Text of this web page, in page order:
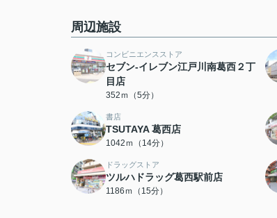
周辺施設
コンビニエンスストア
セブン-イレブン江戸川南葛西２丁
目店
352ｍ（5分）
書店
TSUTAYA 葛西店
1042ｍ（14分）
ドラッグストア
ツルハドラッグ葛西駅前店
1186ｍ（15分）